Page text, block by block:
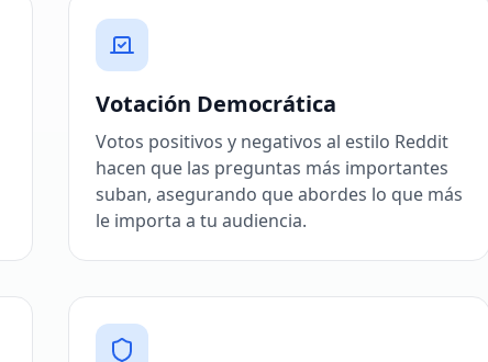
Votación Democrática
Votos positivos y negativos al estilo Reddit
hacen que las preguntas más importantes
suban, asegurando que abordes lo que más
le importa a tu audiencia.